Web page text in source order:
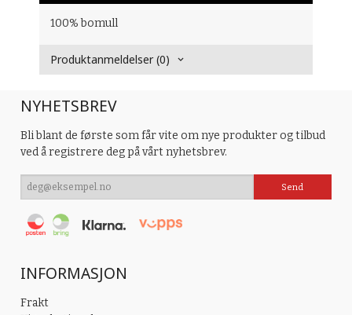
100% bomull
Produktanmeldelser (0)
NYHETSBREV
Bli blant de første som får vite om nye produkter og tilbud
ved å registrere deg på vårt nyhetsbrev.
INFORMASJON
Frakt